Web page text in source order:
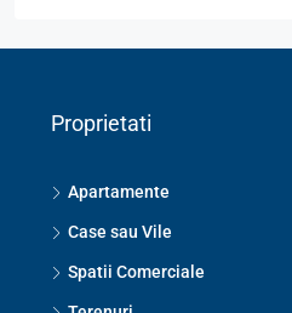
Proprietati
Apartamente
Case sau Vile
Spatii Comerciale